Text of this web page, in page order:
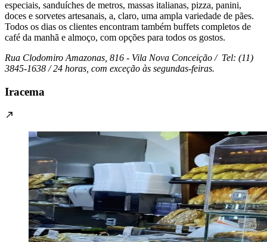
especiais, sanduíches de metros, massas italianas, pizza, panini,
doces e sorvetes artesanais, a, claro, uma ampla variedade de pães.
Todos os dias os clientes encontram também buffets completos de
café da manhã e almoço, com opções para todos os gostos.
Rua Clodomiro Amazonas, 816 - Vila Nova Conceição / Tel: (11)
3845-1638 / 24 horas, com exceção às segundas-feiras.
Iracema